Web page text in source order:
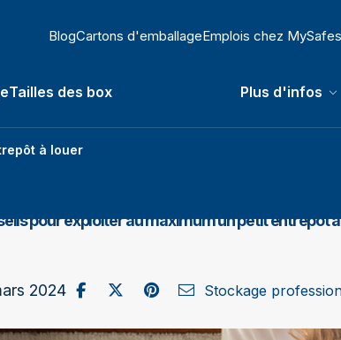
BlogCartons d'emballageEmplois chez
Tailles des box Plus d'infos
à louer
pour exploiter au maximum un petit entrepôt
2024Partager sur Facebook
Publier sur X / Twitter
Partager sur Pinterest
Envoyer par e-mail
Stockage